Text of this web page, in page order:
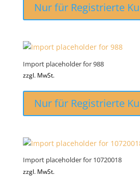
Nur für Registrierte
Import placeholder for 988
zzgl. MwSt.
Nur für Registrierte
Import placeholder for 10720018
zzgl. MwSt.